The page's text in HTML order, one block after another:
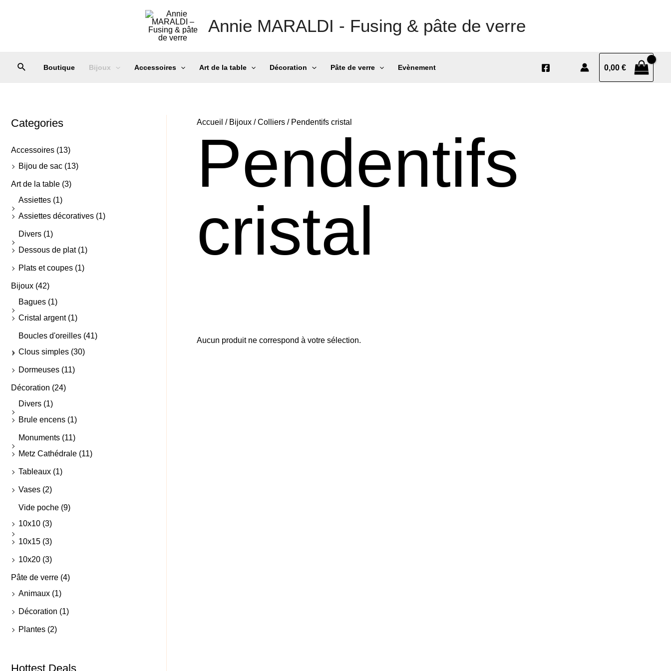
Annie MARALDI - Fusing & pâte de verre
Boutique Bijoux Accessoires Art de la table Décoration Pâte de verre Evènement 0,00 €
Categories
Accessoires (13)
Bijou de sac (13)
Art de la table (3)
Assiettes (1)
Assiettes décoratives (1)
Divers (1)
Dessous de plat (1)
Plats et coupes (1)
Bijoux (42)
Bagues (1)
Cristal argent (1)
Boucles d'oreilles (41)
Clous simples (30)
Dormeuses (11)
Décoration (24)
Divers (1)
Brule encens (1)
Monuments (11)
Metz Cathédrale (11)
Tableaux (1)
Vases (2)
Vide poche (9)
10x10 (3)
10x15 (3)
10x20 (3)
Pâte de verre (4)
Animaux (1)
Décoration (1)
Plantes (2)
Hottest Deals
Accueil / Bijoux /Colliers / Pendentifs cristal
Pendentifs
cristal
Aucun produit ne correspond à votre sélection.